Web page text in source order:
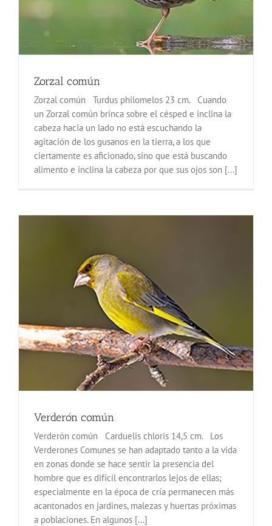
Zorzal común
Zorzal común Turdus philomelos 23 cm. Cuando
un Zorzal común brinca sobre el césped e inclina la
cabeza hacia un lado no está escuchando la
agitación de los gusanos en la tierra, a los que
ciertamente es aficionado, sino que está buscando
alimento e inclina la cabeza por que sus ojos son [...]
Verderón común
Verderón común Carduelis chloris 14,5 cm. Los
Verderones Comunes se han adaptado tanto a la vida
en zonas donde se hace sentir la presencia del
hombre que es difícil encontrarlos lejos de ellas;
especialmente en la época de cría permanecen más
acantonados en jardines, malezas y huertas próximas
a poblaciones. En algunos [...]